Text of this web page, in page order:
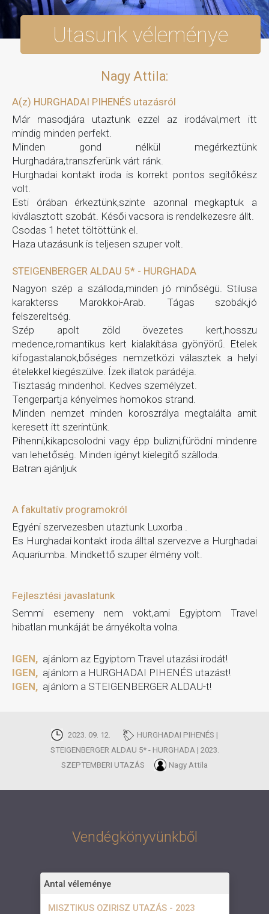
Utasunk véleménye
Nagy Attila:
A(z) HURGHADAI PIHENÉS utazásról
Már masodjára utaztunk ezzel az irodával,mert itt
mindig minden perfekt.
Minden gond nélkül megérkeztünk
Hurghadára,transzferünk várt ránk.
Hurghadai kontakt iroda is korrekt pontos segítőkész
volt.
Esti órában érkeztünk,szinte azonnal megkaptuk a
kiválasztott szobát. Késői vacsora is rendelkezesre állt.
Csodas 1 hetet töltöttünk el.
Haza utazásunk is teljesen szuper volt.
STEIGENBERGER ALDAU 5* - HURGHADA
Nagyon szép a szálloda,minden jó minőségü. Stilusa
karakterss Marokkoi-Arab. Tágas szobák,jó
felszereltség.
Szép apolt zöld övezetes kert,hosszu
medence,romantikus kert kialakítása gyönÿörű. Etelek
kifogastalanok,bőséges nemzetközi választek a helyi
ételekkel kiegészülve. Ízek illatok parádéja.
Tisztaság mindenhol. Kedves személyzet.
Tengerpartja kényelmes homokos strand.
Minden nemzet minden koroszrálya megtalálta amit
keresett itt szerintünk.
Pihenni,kikapcsolodni vagy épp bulizni,fürödni mindenre
van lehetőség. Minden igényt kielegítő szàlloda.
Batran ajánljuk
A fakultatív programokról
Egyéni szervezesben utaztunk Luxorba .
Es Hurghadai kontakt iroda álltal szervezve a Hurghadai
Aquariumba. Mindkettő szuper élmény volt.
Fejlesztési javaslatunk
Semmi esemeny nem vokt,ami Egyiptom Travel
hibatlan munkáját be árnyékolta volna.
IGEN, ajánlom az Egyiptom Travel utazási irodát!
IGEN, ajánlom a HURGHADAI PIHENÉS utazást!
IGEN, ajánlom a STEIGENBERGER ALDAU-t!
2023. 09. 12.
HURGHADAI PIHENÉS |
STEIGENBERGER ALDAU 5* - HURGHADA | 2023.
SZEPTEMBERI UTAZÁS
Nagy Attila
Vendégkönyvünkből
Antal véleménye
MISZTIKUS OZIRISZ UTAZÁS - 2023